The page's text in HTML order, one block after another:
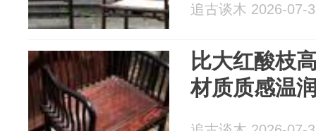
追古谈木 2026-07-
比大红酸枝
材质质感温